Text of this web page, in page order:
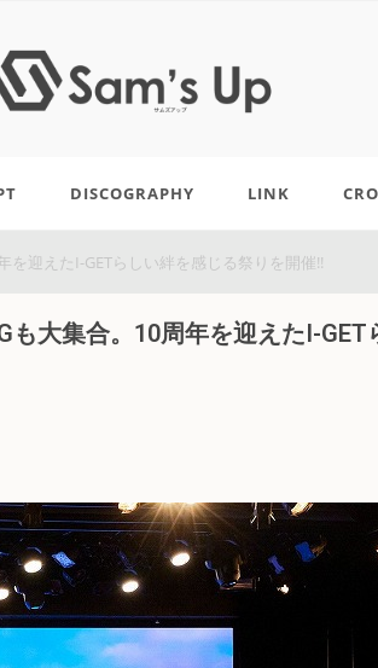
DISCOGRAPHY LINK
を迎えたI-GETらしい絆を感じる祭りを開催!!
も大集合。10周年を迎えたI-GET